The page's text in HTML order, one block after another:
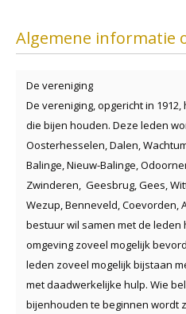
Algemene informatie
De vereniging
De vereniging, opgericht in
die bijen houden. Deze leden
Oosterhesselen, Dalen,
Balinge, Nieuw-Balinge,
Zwinderen, Geesbrug, Gees,
Wezup, Benneveld, Coevorden,
bestuur wil samen met de
omgeving zoveel mogelijk
leden zoveel mogelijk bijstaan
met daadwerkelijke hulp. Wie
bijenhouden te beginnen wordt